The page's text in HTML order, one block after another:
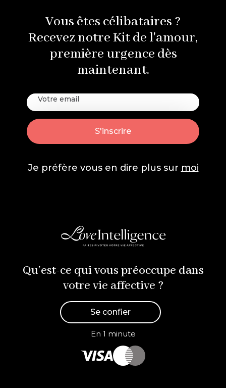
Vous êtes célibataires ?
Recevez notre Kit de l'amour,
première urgence dès
maintenant.
Je préfère vous en dire plus sur moi
Qu’est-ce qui vous préoccupe dans
votre vie affective ?
Se confier
En 1 minute